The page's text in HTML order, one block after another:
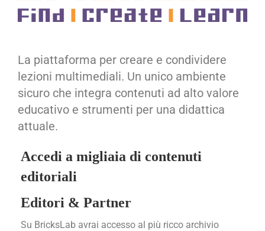
La piattaforma per creare e condividere
lezioni multimediali. Un unico ambiente
sicuro che integra contenuti ad alto valore
educativo e strumenti per una didattica
attuale.
Accedi a migliaia di contenuti
editoriali
Editori & Partner
Su BricksLab avrai accesso al più ricco archivio